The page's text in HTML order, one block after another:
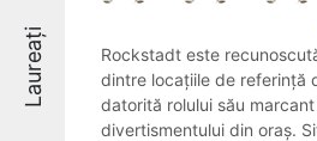
Laureați
Rockstadt este
dintre locațiile de referință
datorită rolului său
divertismentului din oraș.